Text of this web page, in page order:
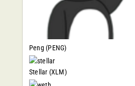
Peng (PENG)
Stellar (XLM)